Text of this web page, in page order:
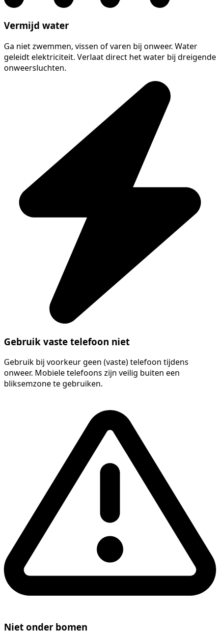
Vermijd water
Ga niet zwemmen, vissen of varen bij onweer. Water
geleidt elektriciteit. Verlaat direct het water bij dreigende
onweersluchten.
Gebruik vaste telefoon niet
Gebruik bij voorkeur geen (vaste) telefoon tijdens
onweer. Mobiele telefoons zijn veilig buiten een
bliksemzone te gebruiken.
Niet onder bomen